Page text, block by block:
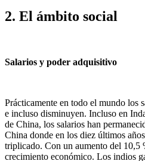
2. El ámbito social
Salarios y poder adquisitivo
Prácticamente en todo el mundo los
e incluso disminuyen. Incluso en
de China, los salarios han
China donde en los diez últimos
triplicado. Con un aumento del 10,5
crecimiento económico. Los indios